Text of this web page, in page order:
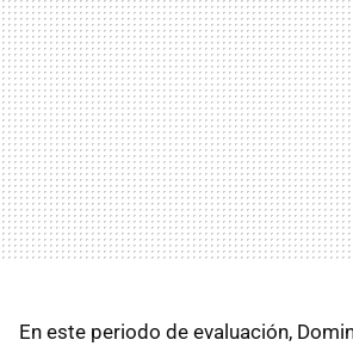
En este periodo de evaluación,